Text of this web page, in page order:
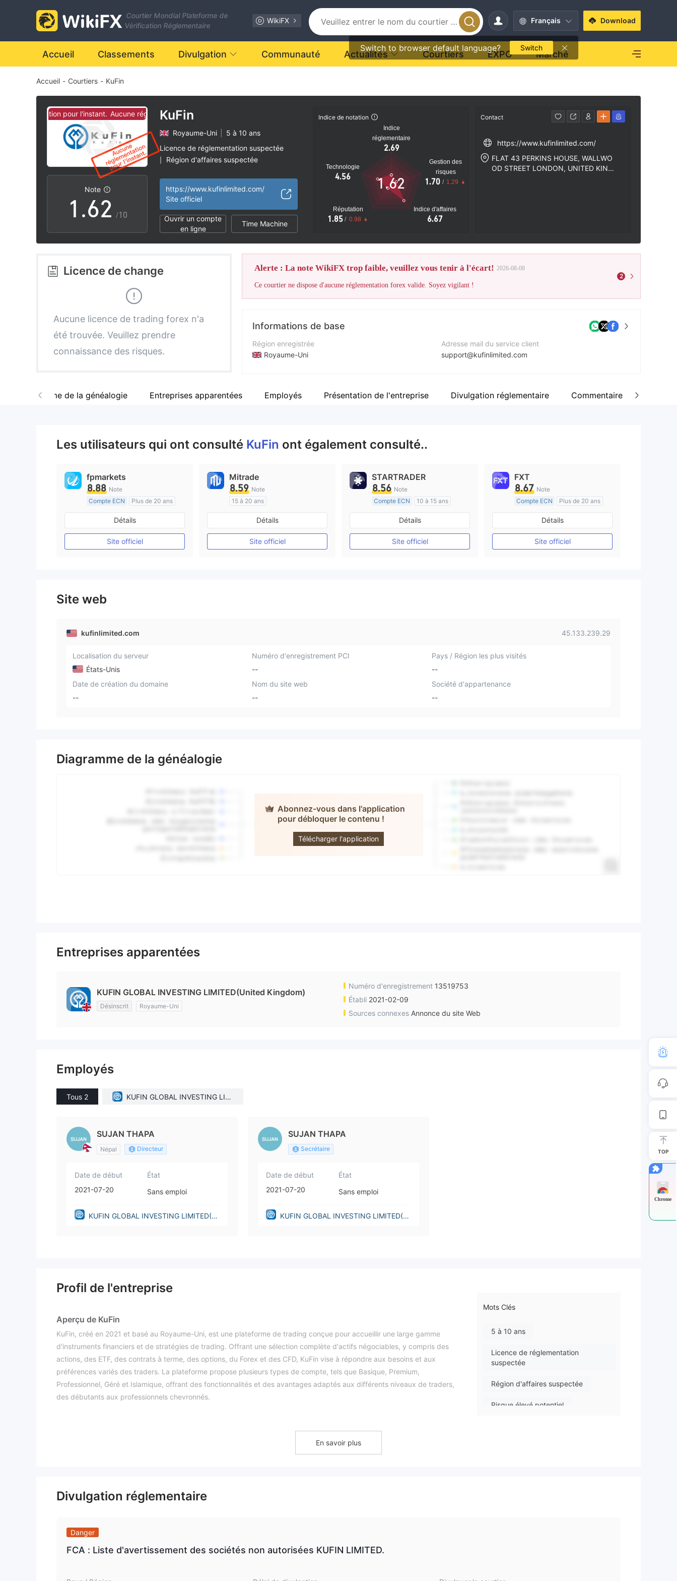
Courtier Mondial Plateforme de
Vérification Réglementaire
WikiFX Français
Switch to browser default language? Switch
Download
Accueil Classements Divulgation Communauté Actualités Courtiers EXPO Marché
Accueil - Courtiers - KuFin
réglementation pour l'instant. Aucune réglementation pour l'instant.
Note
0
1
2
3
5
6
7
9
.
0
1
2
3
4
5
6
7
8
0
1
2
3
4
6
7
8
/10
KuFin
Royaume-Uni
5 à 10 ans
Licence de réglementation suspectée
Région d'affaires suspectée
https://www.kufinlimited.com/
Site officiel
Ouvrir un compte
en ligne
Time Machine
Indice de notation
Indice
réglementaire
2.69
Technologie
4.56
Réputation
1.85 / 0.98
Indice d'affaires
6.67
Gestion des
risques
1.70 / 1.29
1.62
Contact
https://www.kufinlimited.com/
FLAT 43 PERKINS HOUSE, WALLWO
OD STREET LONDON, UNITED KING
Licence de change
Aucune licence de trading forex n'a
été trouvée. Veuillez prendre
connaissance des risques.
Alerte : La note WikiFX trop faible, veuillez vous tenir à l'écart! 2026-08-08
Ce courtier ne dispose d'aucune réglementation forex valide. Soyez vigilant !
2
Informations de base
Région enregistrée
Royaume-Uni
Société
Adresse mail du service client
support@kufinlimited.com
Adresse de l'entreprise
Diagramme de la généalogie Entreprises apparentées Employés Présentation de l'entreprise Divulgation réglementaire Commentaire
Les utilisateurs qui ont consulté KuFin ont également consulté..
fpmarkets
8.88 Note
Compte ECN
Plus de 20 ans
Réglementation de Australie
Market Making (MM)
Etiquette principale MT4
Détails
Site officiel
Mitrade
8.59 Note
15 à 20 ans
Réglementation de Australie
Market Making (MM)
Auto-recherche
Détails
Site officiel
STARTRADER
8.56 Note
Compte ECN
10 à 15 ans
Réglementation de Australie
Market Making (MM)
Etiquette principale MT4
Détails
Site officiel
FXT
8.67 Note
Compte ECN
Plus de 20 ans
Réglementation de Australie
Market Making (MM)
Etiquette principale MT4
Détails
Site officiel
Site web
kufinlimited.com 45.133.239.29
Localisation du serveur
États-Unis
Numéro d'enregistrement PCI
--
Pays / Région les plus visités
--
Date de création du domaine
--
Nom du site web
--
Société d'appartenance
--
Diagramme de la généalogie
Abonnez-vous dans l'application
pour débloquer le contenu !
Télécharger l'application
KuFin
Entreprises apparentées
KUFIN GLOBAL INVESTING LIMITED(United Kingdom)
Désinscrit Royaume-Uni
Numéro d'enregistrement 13519753
Établi 2021-02-09
Sources connexes Annonce du site Web
Employés
Tous 2
KUFIN GLOBAL INVESTING LIMI
SUJAN THAPA
Népal Directeur
Date de début
2021-07-20
État
Sans emploi
KUFIN GLOBAL INVESTING LIMITED(U
SUJAN THAPA
Secrétaire
Date de début
2021-07-20
État
Sans emploi
KUFIN GLOBAL INVESTING LIMITED(U
Profil de l'entreprise
Aperçu de KuFin
KuFin, créé en 2021 et basé au Royaume-Uni, est une plateforme de trading conçue pour accueillir une large gamme
d'instruments financiers et de stratégies de trading. Offrant une sélection complète d'actifs négociables, y compris des
actions, des ETF, des contrats à terme, des options, du Forex et des CFD, KuFin vise à répondre aux besoins et aux
préférences variés des traders. La plateforme propose plusieurs types de compte, tels que Basique, Premium,
Professionnel, Géré et Islamique, offrant des fonctionnalités et des avantages adaptés aux différents niveaux de traders,
des débutants aux professionnels chevronnés.
des opérations du courtier. Les traders envisageant d'utiliser KuFin devraient évaluer attentivement les risques potentiels
Est-ce que KuFin est légitime ?
réglementé, il opère sans surveillance des organismes de réglementation chargés de veiller au respect des normes de
l'industrie et de protéger les intérêts des traders. Ce manque de réglementation soulève des inquiétudes quant à la
Mots Clés
5 à 10 ans
Licence de réglementation
suspectée
Région d'affaires suspectée
Risque élevé potentiel
En savoir plus
Divulgation réglementaire
Danger
FCA : Liste d'avertissement des sociétés non autorisées KUFIN LIMITED.
TOP
Chrome